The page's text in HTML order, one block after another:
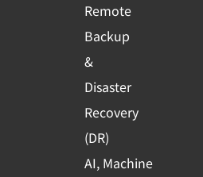
Remote
Backup
&
Disaster
Recovery
(DR)
AI, Machine